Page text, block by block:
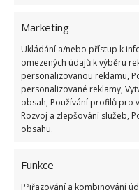
Marketing
Ukládání a/nebo přístup k
omezených údajů k výběru
personalizovanou reklamu,
personalizované reklamy,
obsah, Používání profilů pro
Rozvoj a zlepšování služeb,
obsahu.
Funkce
Přiřazování a kombinování
A takto si můžete
sklenicemi ve vaší
budou i výsledné
podarujete své blízké.